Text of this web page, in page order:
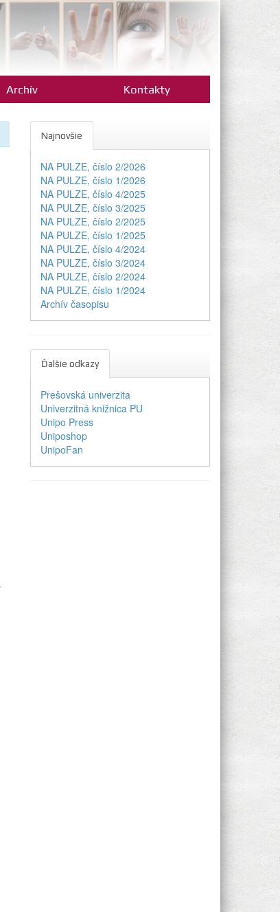
Archív Kontakty
Najnovšie
NA PULZE, číslo 2/2026
NA PULZE, číslo 1/2026
NA PULZE, číslo 4/2025
NA PULZE, číslo 3/2025
NA PULZE, číslo 2/2025
NA PULZE, číslo 1/2025
NA PULZE, číslo 4/2024
NA PULZE, číslo 3/2024
NA PULZE, číslo 2/2024
NA PULZE, číslo 1/2024
Archív časopisu
Ďalšie odkazy
Prešovská univerzita
Univerzitná knižnica PU
Unipo Press
Uniposhop
UnipoFan